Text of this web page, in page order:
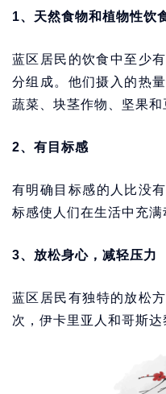
1、天然食物和植物性饮
蓝区居民的饮食中至少
分组成。他们摄入的热
蔬菜、块茎作物、坚果和
2、有目标感
有明确目标感的人比没
标感使人们在生活中充满
3、放松身心，减轻压力
蓝区居民有独特的放松
次，伊卡里亚人和哥斯达